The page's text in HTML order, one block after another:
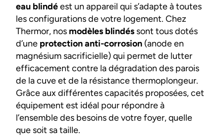
eau blindéest un appareil qui s’adapte à toutes
les configurations de votre logement. Chez
Thermor, nos modèles blindés sont tous dotés
d’une protection anti-corrosion (anode en
magnésium sacrificielle) qui permet de lutter
efficacement contre la dégradation des parois
de la cuve et de la résistance thermoplongeur.
Grâce aux différentes capacités proposées, cet
équipement est idéal pour répondre à
l’ensemble des besoins de votre foyer, quelle
que soit sa taille.